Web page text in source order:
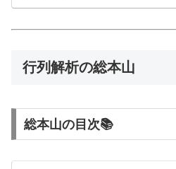
行列解析の総本山
総本山の目次📚